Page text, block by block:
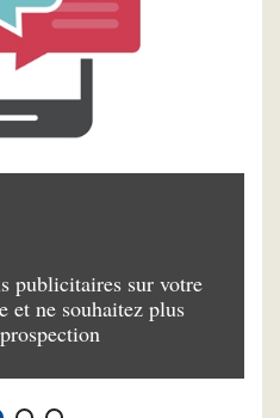
publicitaires sur votre
et ne souhaitez plus